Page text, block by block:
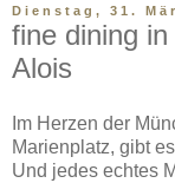
Dienstag, 31.
fine dining
Alois
Im Herzen der
Marienplatz, gibt
Und jedes echtes